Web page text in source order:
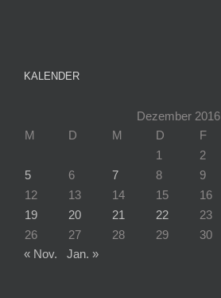
KALENDER
Dezember 2016
M
D M D F
1
2
5
6 7 8 9
12
13 14 15 16
19
20 21 22 23
26
27 28 29 30
« Nov.
Jan. »